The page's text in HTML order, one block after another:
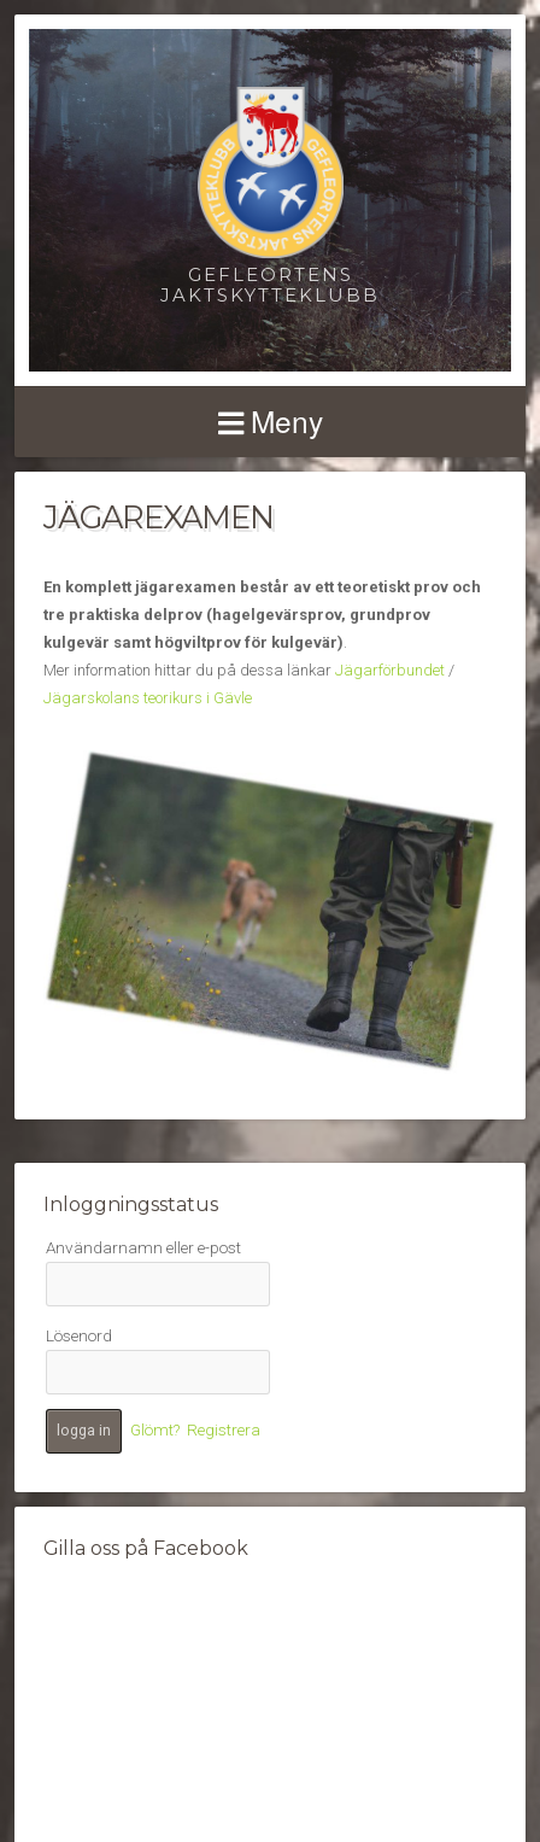
GEFLEORTENS
JAKTSKYTTEKLUBB
Meny
JÄGAREXAMEN
En komplett jägarexamen består av ett teoretiskt prov och
tre praktiska delprov (hagelgevärsprov, grundprov
kulgevär samt högviltprov för kulgevär).
Mer information hittar du på dessa länkar Jägarförbundet /
Jägarskolans teorikurs i Gävle
Inloggningsstatus
Användarnamn eller e-post
Lösenord
Glömt? Registrera
Gilla oss på Facebook